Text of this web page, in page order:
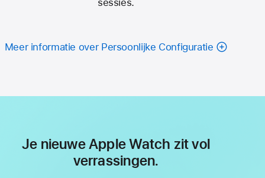
Meer informatie over Persoonlijke Configuratie
Je nieuwe Apple Watch zit vol
verrassingen.